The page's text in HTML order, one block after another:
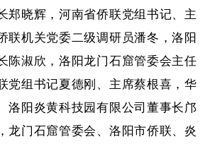
郑晓辉，河南省侨联党组书记、主
联机关党委二级调研员潘冬，洛阳
陈淑欣，洛阳龙门石窟管委会主任
党组书记夏德刚、主席蔡根喜，华
洛阳炎黄科技园有限公司董事长邝
龙门石窟管委会、洛阳市侨联、炎